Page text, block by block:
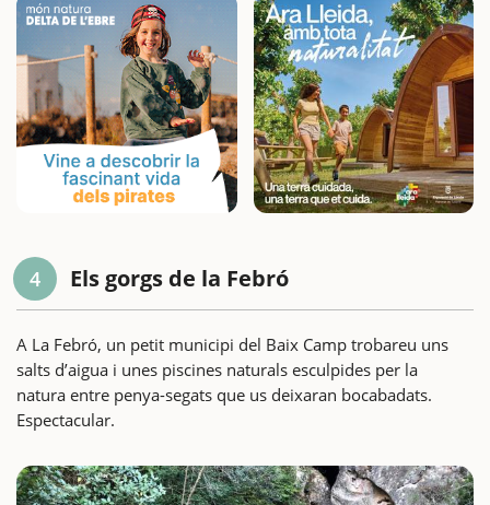
4 Els gorgs de la Febró
A La Febró, un petit municipi del Baix Camp trobareu uns
salts d’aigua i unes piscines naturals esculpides per la
natura entre penya-segats que us deixaran bocabadats.
Espectacular.